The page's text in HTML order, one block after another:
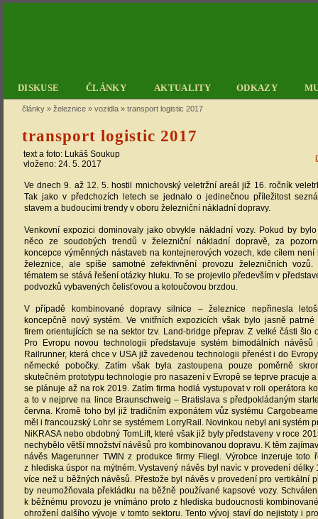
DISKUSE ČLÁNKY AKTUALITY ODKAZY
články » železnice » vozidla » transport logistic 2017
transport logistic 2017
text a foto: Lukáš Soukup
vloženo: 24. 5. 2017
Ve dnech 9. až 12. 5. hostil mnichovský veletržní areál již 16. ročník
Tak jako v předchozích letech se jednalo o jedinečnou příležitost
stavem a budoucími trendy v oboru železniční nákladní dopravy.
Venkovní expozici dominovaly jako obvykle nákladní vozy. Pokud by
něco ze soudobých trendů v železniční nákladní dopravě, za
koncepce výměnných nástaveb na kontejnerových vozech, kde cílem
železnice, ale spíše samotné zefektivnění provozu železničních vozů.
tématem se stává řešení otázky hluku. To se projevilo především v
podvozků vybavených čelisťovou a kotoučovou brzdou.
V případě kombinované dopravy silnice – železnice nepřinesla
koncepčně nový systém. Ve vnitřních expozicích však bylo jasně
firem orientujících se na sektor tzv. Land-bridge přeprav. Z velké části šlo
Pro Evropu novou technologii představuje systém bimodálních návěsů
Railrunner, která chce v USA již zavedenou technologii přenést i do
německé pobočky. Zatím však byla zastoupena pouze poměrně
skutečném prototypu technologie pro nasazení v Evropě se teprve pracuje
se plánuje až na rok 2019. Zatím firma hodlá vystupovat v roli operátora
a to v nejprve na lince Braunschweig – Bratislava s předpokládaným
června. Kromě toho byl již tradičním exponátem vůz systému
měl i francouzský Lohr se systémem LorryRail. Novinkou nebyl ani systém
NiKRASA nebo obdobný TomLift, které však již byly představeny v roce
nechybělo větší množství návěsů pro kombinovanou dopravu. K těm
návěs Magerunner TWIN z produkce firmy Fliegl. Výrobce inzeruje toto
z hlediska úspor na mýtném. Vystavený návěs byl navíc v provedení délky
více než u běžných návěsů. Přestože byl návěs v provedení pro vertikální
by neumožňovala překládku na běžně používané kapsové vozy.
k běžnému provozu je vnímáno proto z hlediska budoucnosti
ohrožení dalšího vývoje v tomto sektoru. Tento vývoj staví do nejistoty i